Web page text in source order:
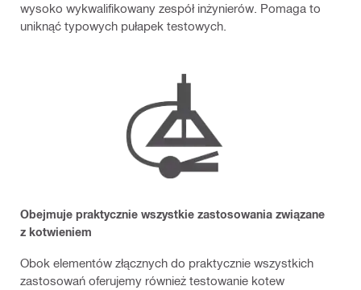
wysoko wykwalifikowany zespół inżynierów. Pomaga to
uniknąć typowych pułapek testowych.
Obejmuje praktycznie wszystkie zastosowania związane
z kotwieniem
Obok elementów złącznych do praktycznie wszystkich
zastosowań oferujemy również testowanie kotew